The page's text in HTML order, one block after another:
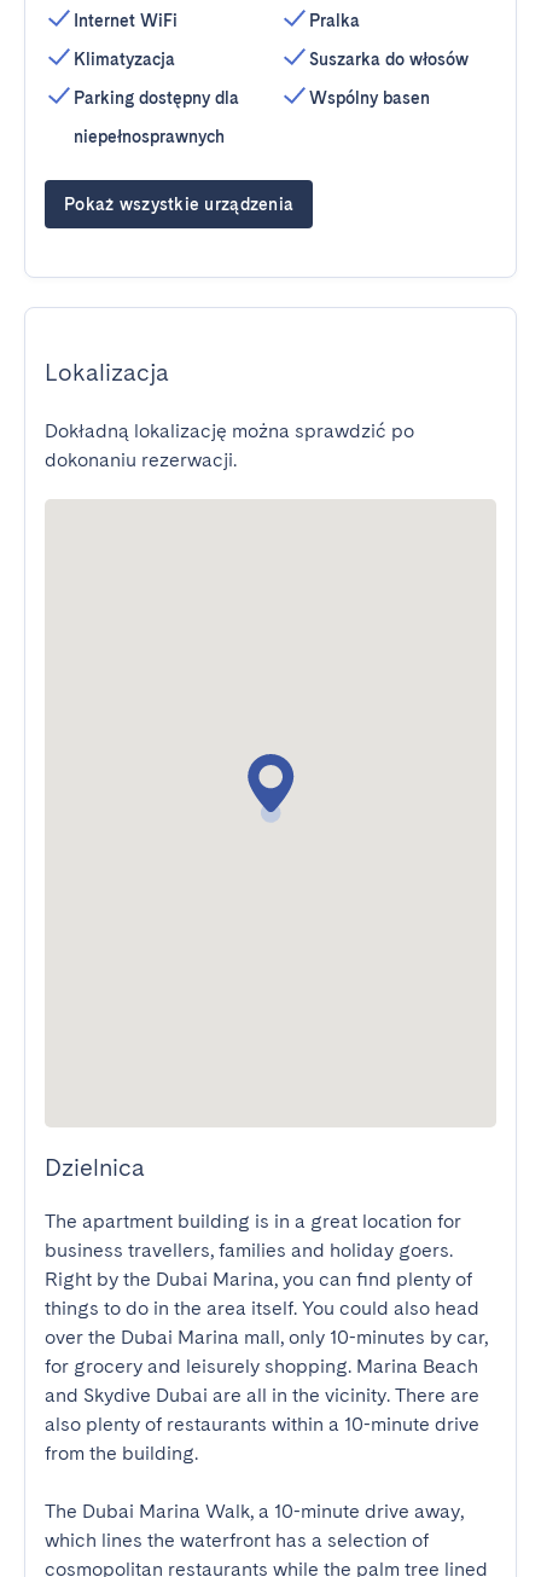
Internet WiFi
Klimatyzacja
Parking dostępny dla
niepełnosprawnych
Pralka
Suszarka do włosów
Wspólny basen
Pokaż wszystkie urządzenia
Lokalizacja
Dokładną lokalizację można sprawdzić po
dokonaniu rezerwacji.
Dzielnica
The apartment building is in a great location for
business travellers, families and holiday goers.
Right by the Dubai Marina, you can find plenty of
things to do in the area itself. You could also head
over the Dubai Marina mall, only 10-minutes by car,
for grocery and leisurely shopping. Marina Beach
and Skydive Dubai are all in the vicinity. There are
also plenty of restaurants within a 10-minute drive
from the building.
The Dubai Marina Walk, a 10-minute drive away,
which lines the waterfront has a selection of
cosmopolitan restaurants while the palm tree lined